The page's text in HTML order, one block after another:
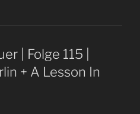
| Folge 115 |
+ A Lesson In